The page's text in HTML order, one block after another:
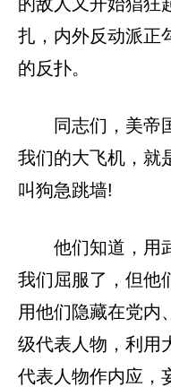
扎，内外反动派正
的反扑。
同志们，美帝
我们的大飞机，就
叫狗急跳墙!
他们知道，用
我们屈服了，但他
用他们隐藏在党内
级代表人物，利用
代表人物作内应，